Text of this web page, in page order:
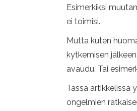
Esimerkiksi
ei toimisi.
Mutta kuten
kytkemisen
avaudu. Tai
Tässä artikkelissa
ongelmien